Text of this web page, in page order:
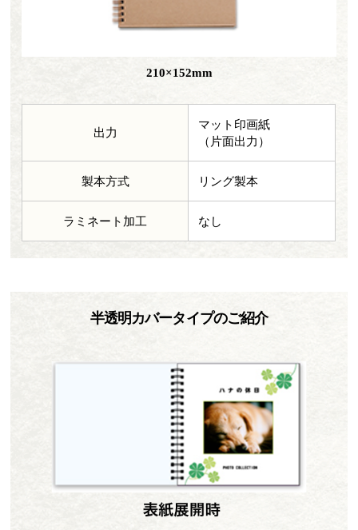
210×152mm
出力
マット印画紙
（片面出力）
製本方式 リング製本
ラミネート加工 なし
半透明カバータイプのご紹介